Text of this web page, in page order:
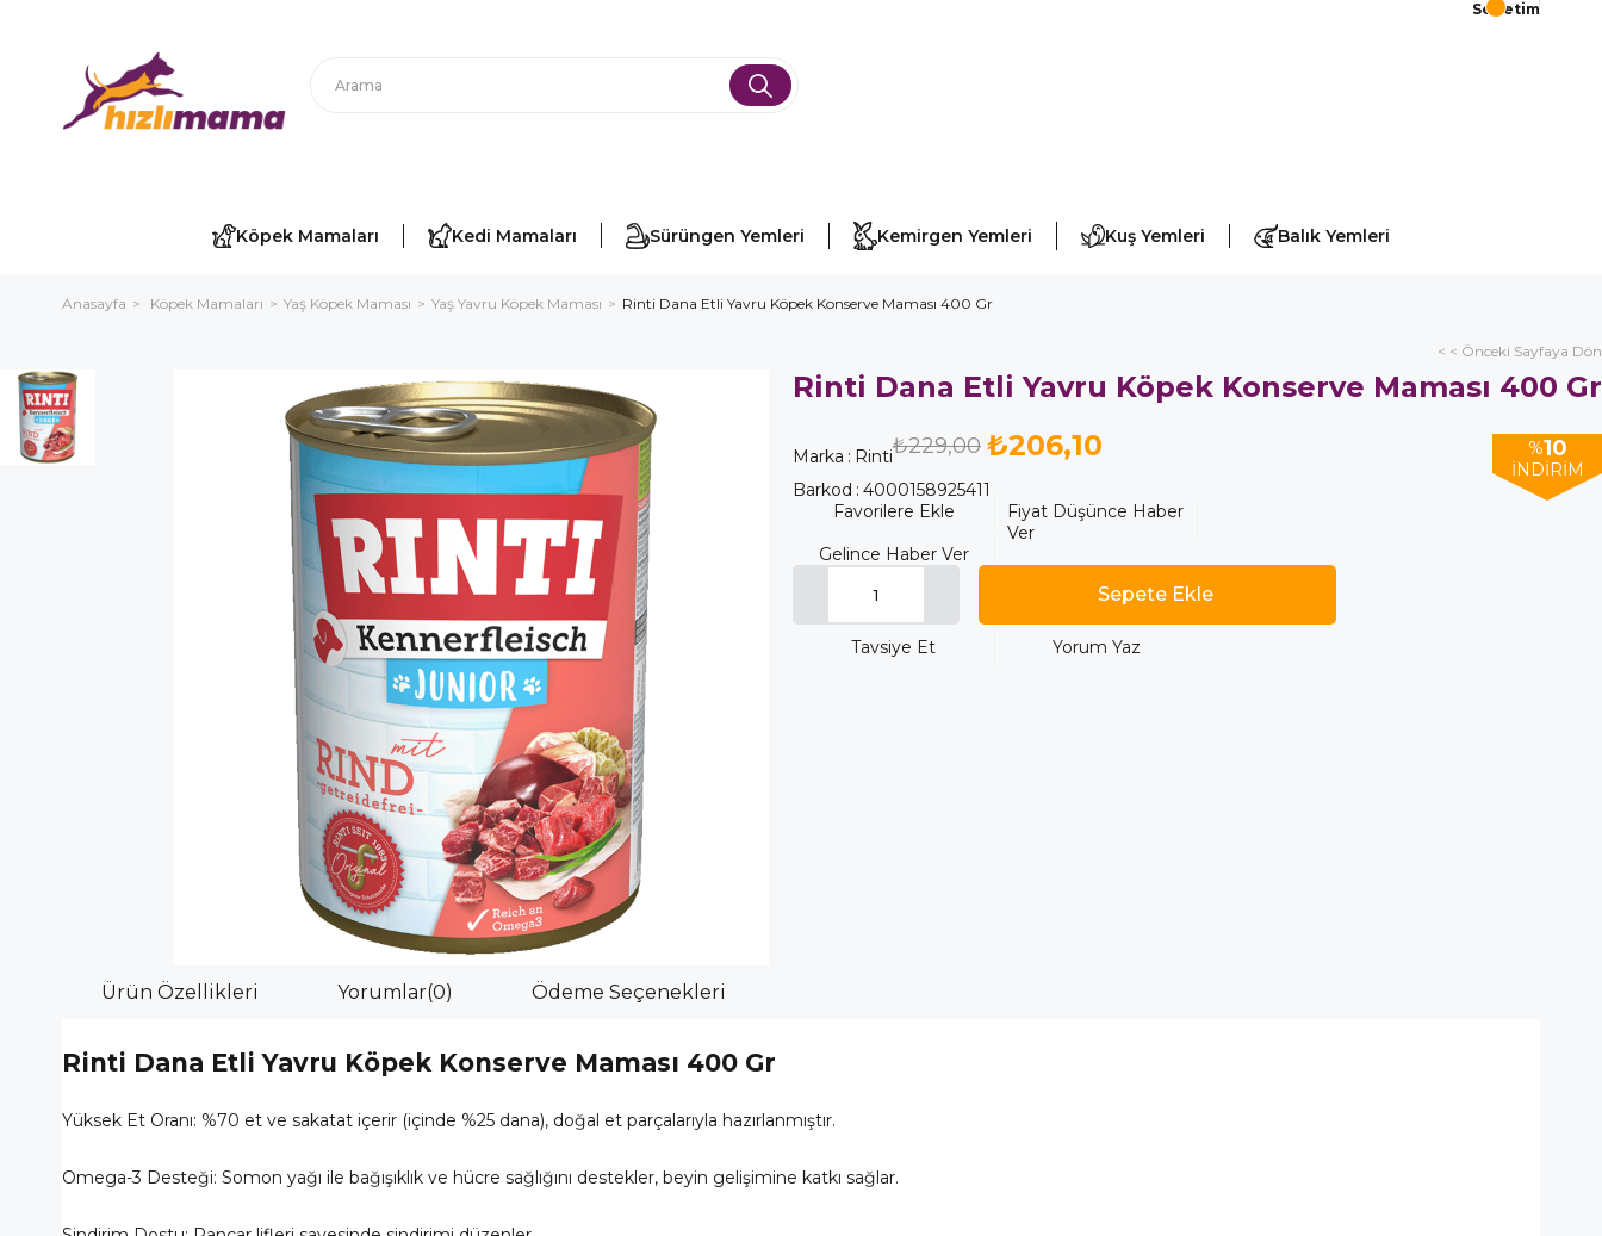
Sepetim
Köpek Mamaları Kedi Mamaları Sürüngen Yemleri Kemirgen Yemleri Kuş Yemleri Balık Yemleri
Anasayfa Köpek Mamaları Yaş Köpek Maması Yaş Yavru Köpek Maması Rinti Dana Etli Yavru Köpek Konserve Maması 400 Gr
< < Önceki Sayfaya Dön
Rinti Dana Etli Yavru Köpek Konserve Maması 400 Gr
Marka : Rinti %10
İNDIRIM
₺229,00 ₺206,10
Barkod : 4000158925411
Favorilere Ekle
Fiyat Düşünce Haber
Ver
Gelince Haber Ver
Tavsiye Et Yorum Yaz
Ürün Özellikleri Yorumlar(0) Ödeme Seçenekleri
Rinti Dana Etli Yavru Köpek Konserve Maması 400 Gr
Yüksek Et Oranı: %70 et ve sakatat içerir (içinde %25 dana), doğal et parçalarıyla hazırlanmıştır.
Omega-3 Desteği: Somon yağı ile bağışıklık ve hücre sağlığını destekler, beyin gelişimine katkı sağlar.